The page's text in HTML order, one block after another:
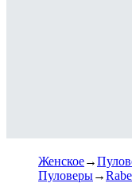
Женское
Пуловеры